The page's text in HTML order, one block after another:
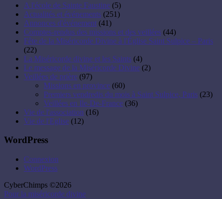
A l'école de Sainte Faustine (5)
Actualités et événements (251)
Annonces d'événement (41)
Comptes-rendus des missions et des veillées (44)
Fête de la Miséricorde Divine à l'Église Saint Sulpice – Paris
(22)
La Miséricorde divine et les Saints (4)
Le message de la Miséricorde Divine (2)
Veillées de prière (97)
Missions en province (60)
Premiers vendredis du mois à Saint Sulpice, Paris (23)
Veillées en Ile-De-France (36)
Vie de l'association (16)
Vie de l'Eglise (12)
WordPress
Connexion
WordPress
CyberChimps ©2026
Pour la miséricorde divine